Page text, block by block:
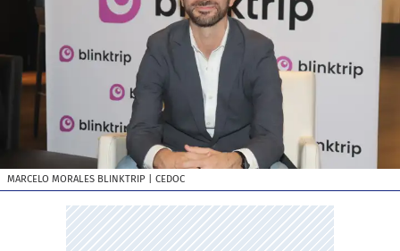
MARCELO MORALES BLINKTRIP | CEDOC